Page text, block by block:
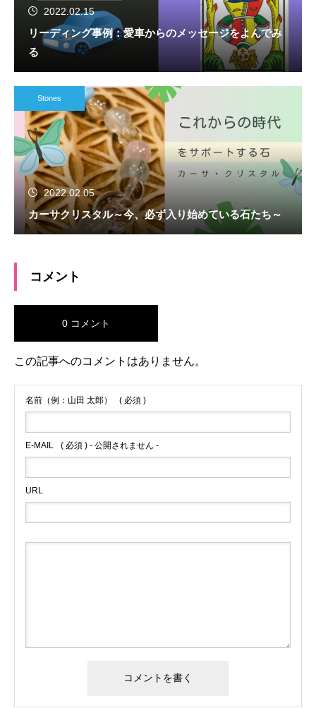
2022.02.15
リーディング事例：愛車からのメッセージをよんでみ
る
Stones
2022.02.05
カーサクリスタル～今、必ず入り始めている石たち～
コメント
0 コメント
この記事へのコメントはありません。
名前（例：山田 太郎） ( 必須 )
E-MAIL ( 必須 ) - 公開されません -
URL